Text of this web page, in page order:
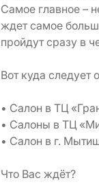
Самое главное –
ждет самое
пройдут сразу в
Вот куда следует
• Салон в ТЦ
• Салоны в ТЦ
• Салон в г.
Что Вас ждёт?